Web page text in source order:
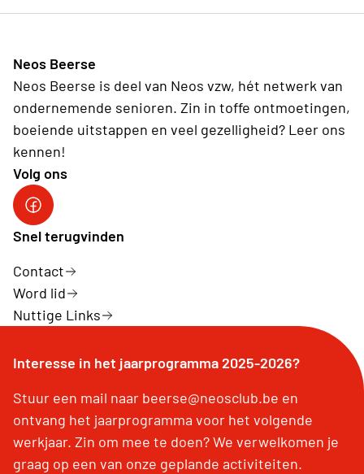
Neos Beerse
Neos Beerse is deel van Neos vzw, hét netwerk van
ondernemende senioren. Zin in toffe ontmoetingen,
boeiende uitstappen en veel gezelligheid? Leer ons
kennen!
Volg ons
Facebook
Snel terugvinden
Contact
Word lid
Nuttige Links
Interesse in het jaarprogramma 2025-2026?
Stuur een mail naar beerse@neosclub.be en
ontvang het jaarprogramma voor het volgende
werkjaar. Zin om mee te doen? We verwelkomen je
graag op een van onze geplande activiteiten.